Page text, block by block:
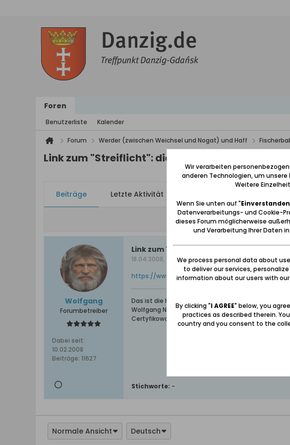
Foren
Benutzerliste Kalender
Forum Werder (zwischen Weichsel und Nogat) und Haff
Link zum "Streiflicht": die Kleinbahn in
Beiträge Letzte Aktivität
Wolfgang
Forumbetreiber
Dabei seit:
10.02.2008
Beiträge: 11627
Link zum "Streiflicht": die Kleinbahn in
18.04.2008, 12:15
https://www.danzig.de/showthread.php?t=992
Das ist die höchste aller Gaben: Geborgen sein
Wolfgang Naujocks: Zertifizierter Führer und
Certyfikowany przewodnik i wolontariusz po
Stichworte: -
Normale Ansicht Deutsch
Wir verarbeiten
anderen Technologien, um
Weitere
Wenn Sie unten auf "Einverstanden
Datenverarbeitungs- und Cookie-
dieses Forum möglicherweise
und Verarbeitung Ihrer Daten
We process personal data about
to deliver our services,
information about our users with
By clicking "I AGREE" below, you
practices as described therein.
country and you consent to the